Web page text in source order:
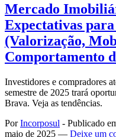
Mercado
Expectativas para
(Valorização,
Comportamento
Investidores e compradores
semestre de 2025 trará
Brava. Veja as tendências.
PorIncorposul - Publicado
maio de 2025 — Deixe um